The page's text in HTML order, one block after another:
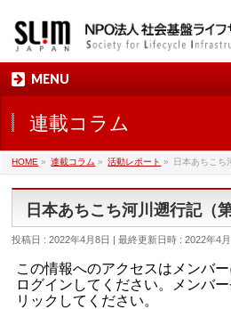
MENU
連載コラム
HOME » 連載コラム » 活動レポート » 日本あちこち
日本あちこち河川遡行記（
投稿日 : 2022年4月8日 最終更新日時 : 2022年4
この情報へのアクセスはメンバ
ログインしてください。メンバ
リックしてください。